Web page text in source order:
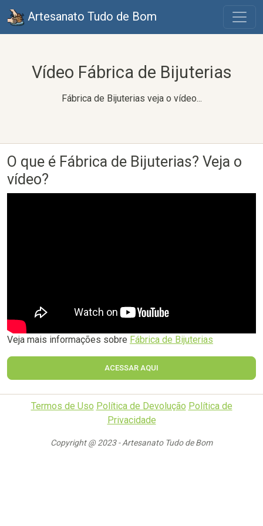
Artesanato Tudo de Bom
Vídeo Fábrica de Bijuterias
Fábrica de Bijuterias veja o vídeo...
O que é Fábrica de Bijuterias? Veja o
vídeo?
Veja mais informações sobre Fábrica de Bijuterias
ACESSAR AQUI
Termos de Uso Política de Devolução Política de
Privacidade
Copyright @ 2023 - Artesanato Tudo de Bom